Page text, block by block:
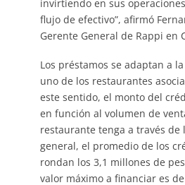
invirtiendo en sus
flujo de efectivo”, afirmó
Gerente General de Rappi en
Los préstamos se adaptan a
uno de los restaurantes
este sentido, el monto del
en función al volumen de
restaurante tenga a través de
general, el promedio de los
rondan los 3,1 millones de
valor máximo a financiar es